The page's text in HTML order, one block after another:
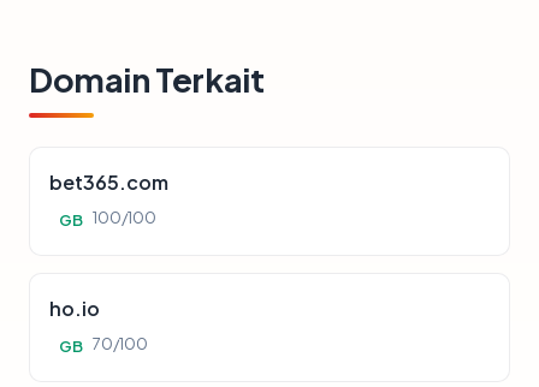
Domain Terkait
bet365.com
GB 100/100
ho.io
GB 70/100